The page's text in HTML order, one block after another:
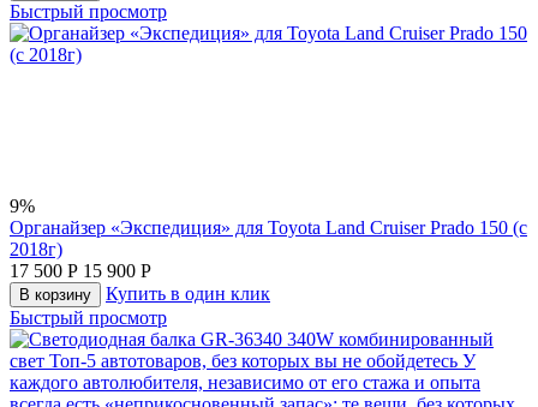
Быстрый просмотр
9%
Органайзер «Экспедиция» для Toyota Land Cruiser Prado 150 (с
2018г)
17 500 Р 15 900 Р
В корзину
Купить в один клик
Быстрый просмотр